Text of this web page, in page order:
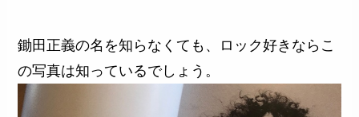
鋤田正義の名を知らなくても、ロック好きならこ
の写真は知っているでしょう。